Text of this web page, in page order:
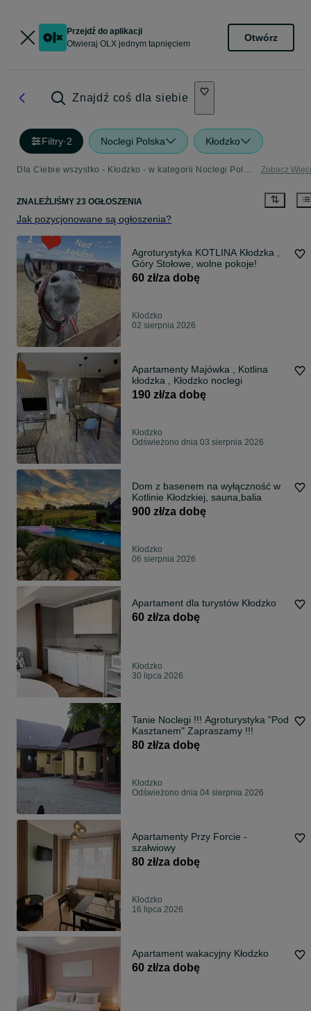
Przejdź do aplikacji
Otwieraj OLX jednym tapnięciem
Otwórz
Znajdź coś dla siebie
Filtry·2 Noclegi Polska Kłodzko
Dla Ciebie wszystko - Kłodzko - w kategorii Noclegi Polska Zobacz
ZNALEŹLIŚMY 23 OGŁOSZENIA
Jak pozycjonowane są ogłoszenia?
Agroturystyka KOTLINA Kłodzka ,
Góry Stołowe, wolne pokoje!
60 zł/za dobę
Kłodzko
02 sierpnia 2026
Apartamenty Majówka , Kotlina
kłodzka , Kłodzko noclegi
190 zł/za dobę
Kłodzko
Odświeżono dnia 03 sierpnia 2026
Dom z basenem na wyłączność w
Kotlinie Kłodzkiej, sauna,balia
900 zł/za dobę
Kłodzko
06 sierpnia 2026
Apartament dla turystów Kłodzko
60 zł/za dobę
Kłodzko
30 lipca 2026
Tanie Noclegi !!! Agroturystyka "Pod
Kasztanem" Zapraszamy !!!
80 zł/za dobę
Kłodzko
Odświeżono dnia 04 sierpnia 2026
Apartamenty Przy Forcie -
szałwiowy
80 zł/za dobę
Kłodzko
16 lipca 2026
Apartament wakacyjny Kłodzko
60 zł/za dobę